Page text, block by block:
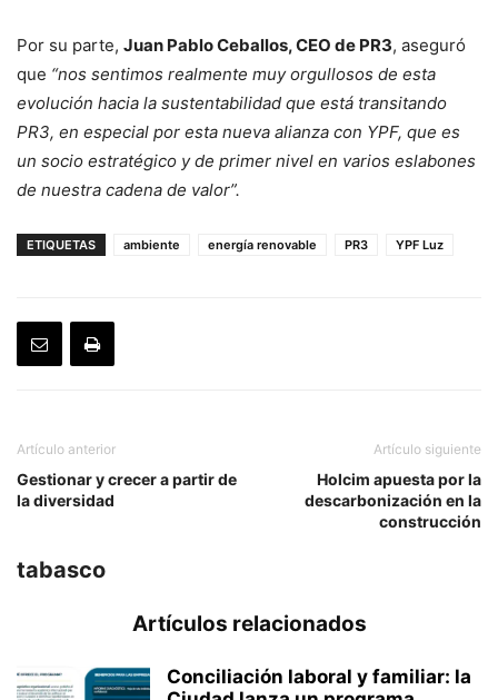
Por su parte, Juan Pablo Ceballos, CEO de PR3, aseguró
que “nos sentimos realmente muy orgullosos de esta
evolución hacia la sustentabilidad que está transitando
PR3, en especial por esta nueva alianza con YPF, que es
un socio estratégico y de primer nivel en varios eslabones
de nuestra cadena de valor”.
ETIQUETAS ambiente energía renovable PR3 YPF Luz
Artículo anterior
Gestionar y crecer a partir de
la diversidad
Artículo siguiente
Holcim apuesta por la
descarbonización en la
construcción
tabasco
Artículos relacionados
Conciliación laboral y familiar: la